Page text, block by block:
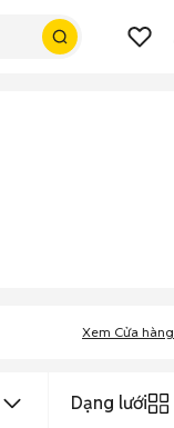
Xem Cửa hàng
Dạng lưới